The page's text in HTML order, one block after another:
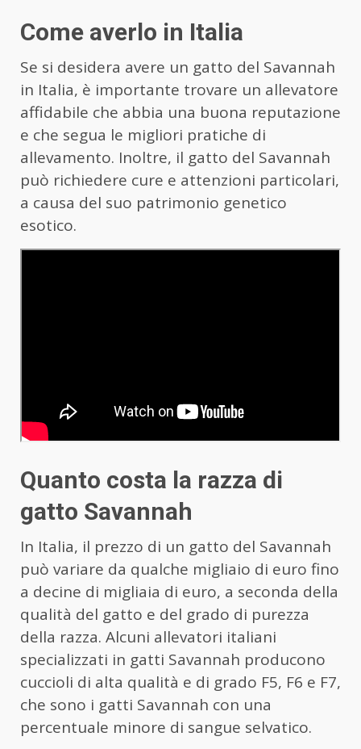
Come averlo in Italia
Se si desidera avere un gatto del Savannah
in Italia, è importante trovare un allevatore
affidabile che abbia una buona reputazione
e che segua le migliori pratiche di
allevamento. Inoltre, il gatto del Savannah
può richiedere cure e attenzioni particolari,
a causa del suo patrimonio genetico
esotico.
Quanto costa la razza di
gatto Savannah
In Italia, il prezzo di un gatto del Savannah
può variare da qualche migliaio di euro fino
a decine di migliaia di euro, a seconda della
qualità del gatto e del grado di purezza
della razza. Alcuni allevatori italiani
specializzati in gatti Savannah producono
cuccioli di alta qualità e di grado F5, F6 e F7,
che sono i gatti Savannah con una
percentuale minore di sangue selvatico.